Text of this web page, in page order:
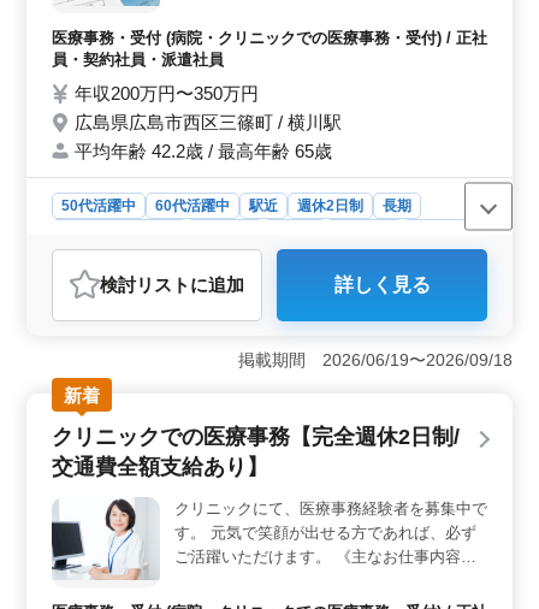
業務 医療秘書・医療クラーク・病棟クラー
クなど、今までの経験を活かせる職場です！
方、ぜひご応募ください！
医療事務・受付 (病院・クリニックでの医療事務・受付) / 正社
員・契約社員・派遣社員
年収200万円〜350万円
広島県広島市西区三篠町 / 横川駅
平均年齢 42.2歳 / 最高年齢 65歳
50代活躍中 60代活躍中 駅近 週休2日制
長期
派遣社員
おすすめポイント
＜アクセスの良さと働きやすさ＞ この職場は横川駅か
ら近く、通勤の利便性が高い点が魅力です。また、残業
が少ないため、仕事とプライベートのバランスを重視す
る方に適しています。週休二日制で、日曜日と祝日が休
みとなっており、リフレッシュする時間を確保しやすい
環境です。通勤手当も上限20,000円まで支給されるた
め、交通費の負担を気にせずに働けます。 ＜幅広い
ており、幅広い年齢層に対応した職場です。特に医療事
務や医療秘書、クラークとしての経験をお持ちの方は、
そのスキルを存分に活かして働けます。診療報酬請求の
経験があれば即戦力として評価されるため、長年の経験
を積んできた方にとって、スムーズに業務に取り組める
検討リスト に追加 詳しく見る
掲載期間 2026/06/19〜2026/09/18
新着
クリニックでの医療事務【完全週休2日制/
交通費全額支給あり】
クリニックにて、医療事務経験者を募集中で
す。 元気で笑顔が出せる方であれば、必ず
ご活躍いただけます。 《主なお仕事内容》
・カルテやレセプトの作成、管理 ・診療補